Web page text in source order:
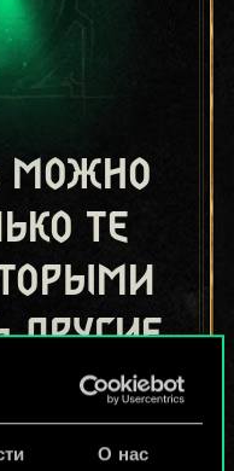
О нас
можно
те
другие
быть